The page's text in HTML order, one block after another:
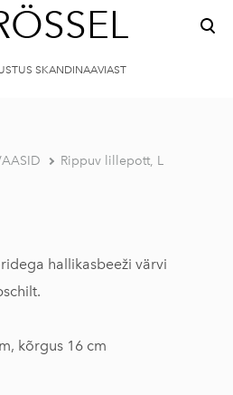
SKANDINAAVIAST
Rippuv lillepott, L
hallikasbeeži värvi
kõrgus 16 cm